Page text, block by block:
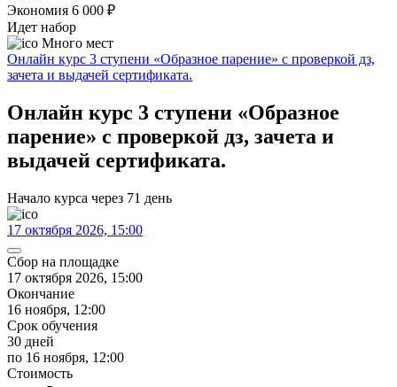
Экономия 6 000 ₽
Идет набор
Много мест
Онлайн курс 3 ступени «Образное парение» с проверкой дз,
зачета и выдачей сертификата.
Онлайн курс 3 ступени «Образное
парение» с проверкой дз, зачета и
выдачей сертификата.
Начало курса через 71 день
17 октября 2026, 15:00
Сбор на площадке
17 октября 2026, 15:00
Окончание
16 ноября, 12:00
Срок обучения
30 дней
по 16 ноября, 12:00
Стоимость